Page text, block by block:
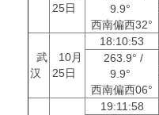
25日
9.9°
西南偏西32°
武
汉
10月
25日
18:10:53
263.9° /
9.9°
西南偏西06°
19:11:58